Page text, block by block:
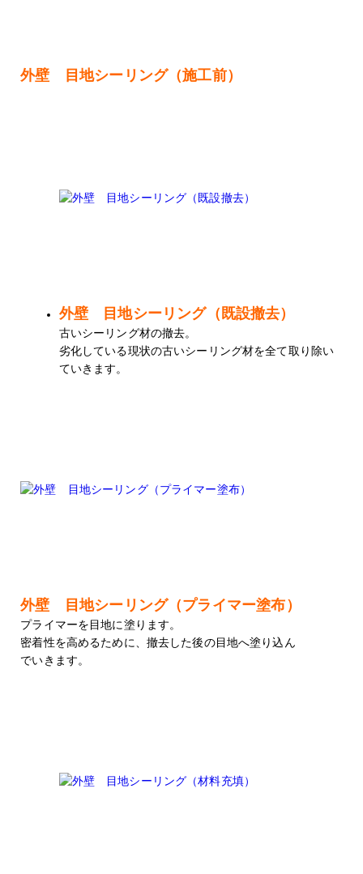
外壁 目地シーリング（施工前）
外壁 目地シーリング（既設撤去）
古いシーリング材の撤去。
劣化している現状の古いシーリング材を全て取り除い
ていきます。
外壁 目地シーリング（プライマー塗布）
プライマーを目地に塗ります。
密着性を高めるために、撤去した後の目地へ塗り込ん
でいきます。